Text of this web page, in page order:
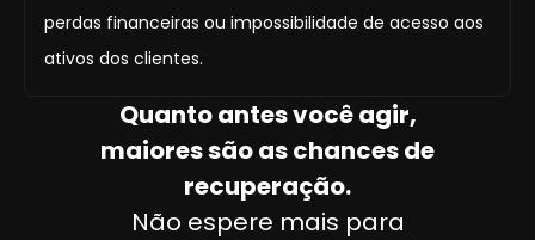
perdas financeiras ou impossibilidade de acesso aos
ativos dos clientes.
Quanto antes você agir,
maiores são as chances de
recuperação.
Não espere mais para